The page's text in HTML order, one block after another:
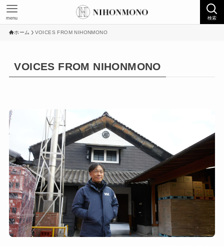
検索
menu
ホーム VOICES FROM NIHONMONO
VOICES FROM NIHONMONO